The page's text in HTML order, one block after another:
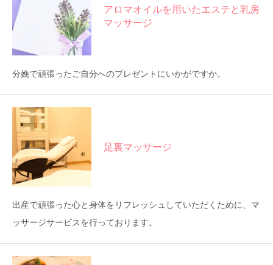
アロマオイルを用いたエステと乳房
マッサージ
分娩で頑張ったご自分へのプレゼントにいかがですか。
足裏マッサージ
出産で頑張った心と身体をリフレッシュしていただくために、マ
ッサージサービスを行っております。